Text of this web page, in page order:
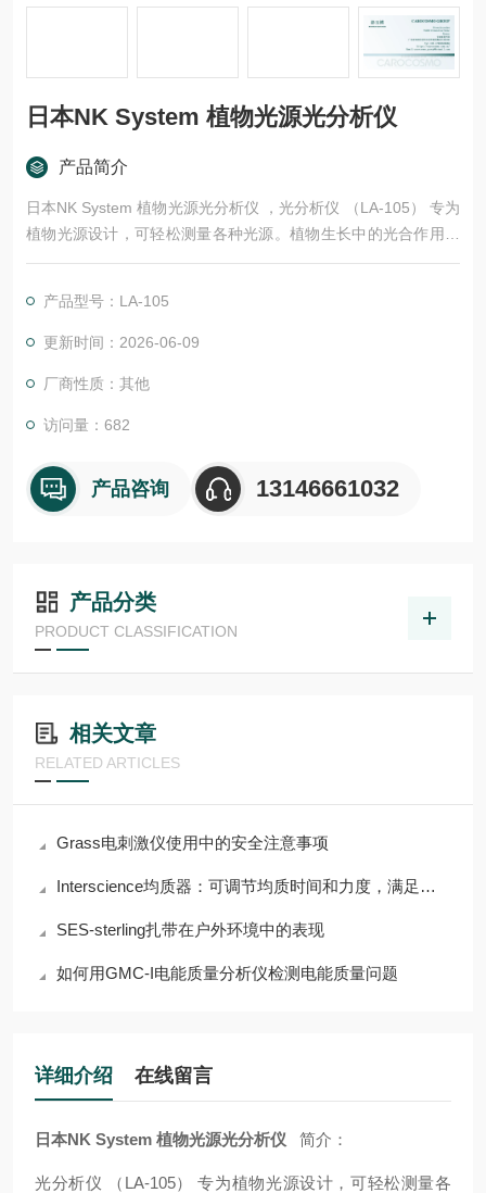
日本NK System 植物光源光分析仪
产品简介
日本NK System 植物光源光分析仪 ，光分析仪 （LA-105） 专为
植物光源设计，可轻松测量各种光源。植物生长中的光合作用在
很大程度上取决于光的质量。在植物生长过程中，从种子到结果
将光精确测量为光子通量。
产品型号：LA-105
更新时间：2026-06-09
厂商性质：其他
访问量：682
产品咨询 13146661032
产品分类
PRODUCT CLASSIFICATION
相关文章
RELATED ARTICLES
Grass电刺激仪使用中的安全注意事项
Interscience均质器：可调节均质时间和力度，满足多样需求
SES-sterling扎带在户外环境中的表现
如何用GMC-I电能质量分析仪检测电能质量问题
详细介绍 在线留言
日本NK System 植物光源光分析仪 简介：
光分析仪 （LA-105） 专为植物光源设计，可轻松测量各